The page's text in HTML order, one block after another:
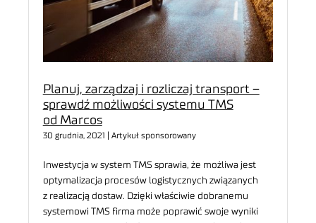
Planuj, zarządzaj i rozliczaj transport –
sprawdź możliwości systemu TMS
od Marcos
30 grudnia, 2021 | Artykuł sponsorowany
Inwestycja w system TMS sprawia, że możliwa jest
optymalizacja procesów logistycznych związanych
z realizacją dostaw. Dzięki właściwie dobranemu
systemowi TMS firma może poprawić swoje wyniki